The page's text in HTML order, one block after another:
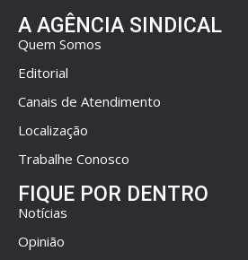
A AGÊNCIA SINDICAL
Quem Somos
Editorial
Canais de Atendimento
Localização
Trabalhe Conosco
FIQUE POR DENTRO
Notícias
Opinião